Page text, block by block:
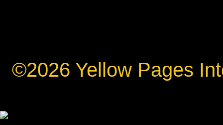
©2026 Yellow Pages